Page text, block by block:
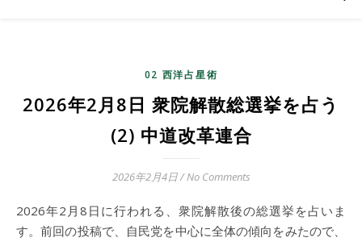
02 西洋占星術
2026年2月8日 衆院解散総選挙を占う
(2) 中道改革連合
2026年2月4日/No Comments
2026年2月8日に行われる、衆院解散後の総選挙を占いま
す。前回の投稿で、自民党を中心に全体の傾向をみたので、